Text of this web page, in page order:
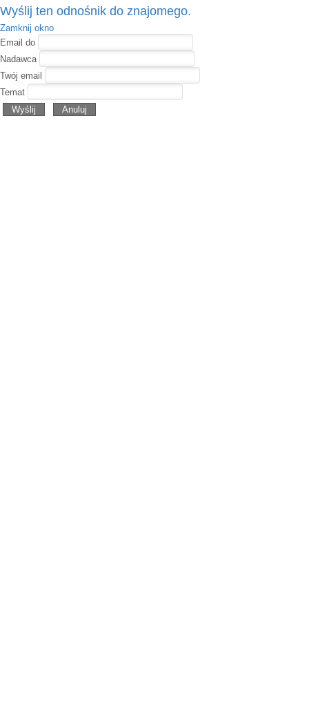
Wyślij ten odnośnik do znajomego.
Zamknij okno
Email do
Nadawca
Twój email
Temat
Wyślij
Anuluj